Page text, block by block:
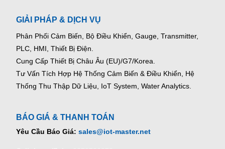
GIẢI PHÁP & DỊCH VỤ
Phân Phối Cảm Biến, Bộ Điều Khiển, Gauge, Transmitter,
PLC, HMI, Thiết Bị Điện.
Cung Cấp Thiết Bị Châu Âu (EU)/G7/Korea.
Tư Vấn Tích Hợp Hệ Thống Cảm Biến & Điều Khiển, Hệ
Thống Thu Thập Dữ Liệu, IoT System, Water Analytics.
BÁO GIÁ & THANH TOÁN
Yêu Cầu Báo Giá: sales@iot-master.net